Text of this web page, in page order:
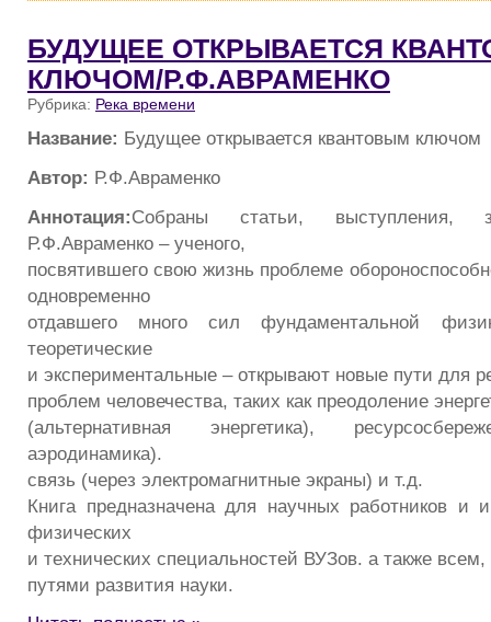
БУДУЩЕЕ ОТКРЫВАЕТСЯ
КЛЮЧОМ/Р.Ф.АВРАМЕНКО
Рубрика: Река времени
Название: Будущее открывается квантовым ключом
Автор: Р.Ф.Авраменко
Аннотация:Собраны статьи, выступления,
Р.Ф.Авраменко – ученого,
посвятившего свою жизнь проблеме
одновременно
отдавшего много сил фундаментальной
теоретические
и экспериментальные – открывают новые пути для
проблем человечества, таких как преодоление
(альтернативная энергетика),
аэродинамика).
связь (через электромагнитные экраны) и т.д.
Книга предназначена для научных работников и
физических
и технических специальностей ВУЗов. а также всем,
путями развития науки.